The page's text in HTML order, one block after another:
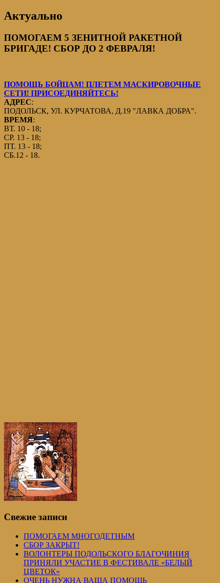
Актуально
ПОМОГАЕМ 5 ЗЕНИТНОЙ РАКЕТНОЙ
БРИГАДЕ! СБОР ДО 2 ФЕВРАЛЯ!
ПОМОЩЬ БОЙЦАМ! ПЛЕТЕМ МАСКИРОВОЧНЫЕ
СЕТИ! ПРИСОЕДИНЯЙТЕСЬ!
АДРЕС:
ПОДОЛЬСК, УЛ. КУРЧАТОВА, Д.19 "ЛАВКА ДОБРА".
ВРЕМЯ:
ВТ. 10 - 18;
СР. 13 - 18;
ПТ. 13 - 18;
СБ.12 - 18.
Свежие записи
ПОМОГАЕМ МНОГОДЕТНЫМ
СБОР ЗАКРЫТ!
ВОЛОНТЕРЫ ПОДОЛЬСКОГО БЛАГОЧИНИЯ
ПРИНЯЛИ УЧАСТИЕ В ФЕСТИВАЛЕ «БЕЛЫЙ
ЦВЕТОК»
ОЧЕНЬ НУЖНА ВАША ПОМОЩЬ